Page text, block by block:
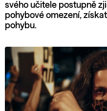
svého učitele postupně
pohybové omezení,
pohybu.